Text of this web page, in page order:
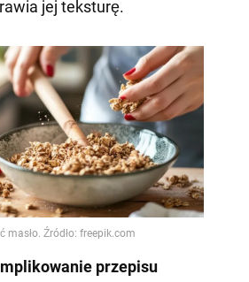
jej teksturę.
przepisu